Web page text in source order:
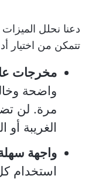
دعنا نحلل
تتمكن من اختيار
مخرجات
واضحة
مرة. لن
الغريبة
واجهة
استخدام